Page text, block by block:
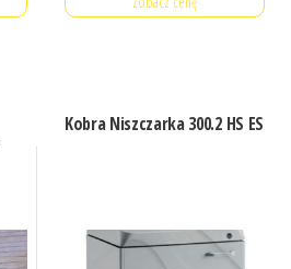
Kobra Niszczarka 300.2 HS ES